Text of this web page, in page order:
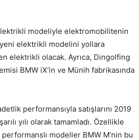
modeliyle elektromobilitenin
elektrikli modelini yollara
elektrikli olacak. Ayrıca, Dingolfing
BMW iX’in ve Münih fabrikasında
performansıyla satışlarını 2019
yılı olarak tamamladı. Özellikle
modeller BMW M’nin bu